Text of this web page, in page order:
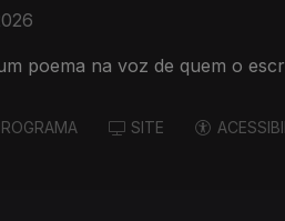
poema na voz de quem o
SITE